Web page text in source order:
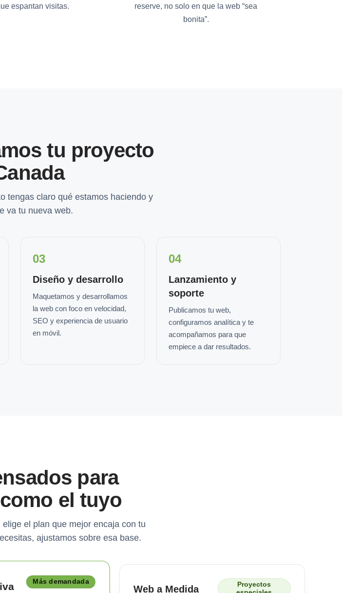
espantan visitas.
reserve, no solo en que la web “sea
bonita”.
tu proyecto
tengas claro qué estamos haciendo y
va tu nueva web.
03
Diseño y desarrollo
Maquetamos y desarrollamos
la web con foco en velocidad,
SEO y experiencia de usuario
en móvil.
04
Lanzamiento y
soporte
Publicamos tu web,
configuramos analítica y te
acompañamos para que
empiece a dar resultados.
para
el tuyo
el plan que mejor encaja con tu
ajustamos sobre esa base.
Más demandada
Web a Medida
Proyectos